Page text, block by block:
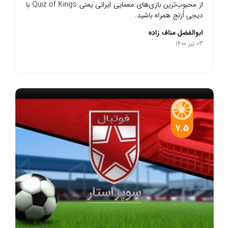
از محبوب‌ترین بازی‌های معمایی ایرانی یعنی Quiz of Kings با
دیجی اُرَنج همراه باشید.
ابوالفضل مناف زاده
03 تیر 1400
7.5